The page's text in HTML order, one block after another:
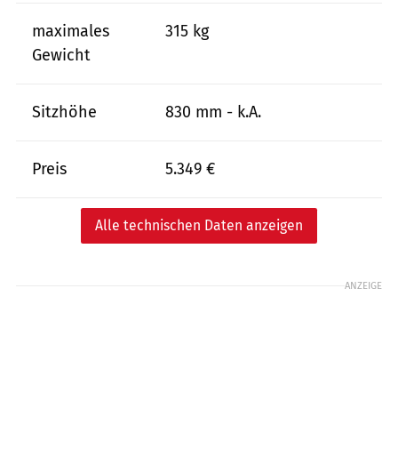
maximales
Gewicht
315 kg
Sitzhöhe 830 mm - k.A.
Preis 5.349 €
Alle technischen Daten anzeigen
ANZEIGE